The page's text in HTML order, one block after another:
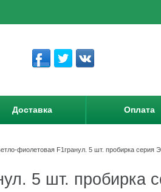
Доставка Оплата
фиолетовая F1гранул. 5 шт. пробирка серия
5 шт. пробирка